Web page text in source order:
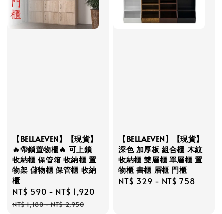
【BELLAEVEN】【現貨】
🔥帶鎖置物櫃🔥 可上鎖
收納櫃 保管箱 收納櫃 置
物架 儲物櫃 保管櫃 收納
櫃
Sale
price
NT$ 590 - NT$ 1,920
NT$ 1,180-NT$ 2,950
【BELLAEVEN】【現貨】
深色 加厚板 組合櫃 木紋
收納櫃 雙層櫃 單層櫃 置
物櫃 書櫃 層櫃 門櫃
Regular
NT$ 329 - NT$ 758